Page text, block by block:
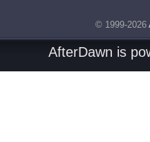
© 1999-2026
AfterDawn is